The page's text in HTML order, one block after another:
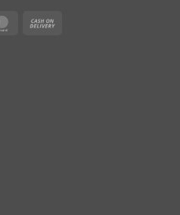
MasterCard